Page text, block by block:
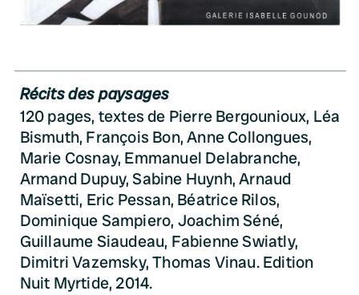
Récits des paysages
120 pages, textes de Pierre Bergounioux, Léa
Bismuth, François Bon, Anne Collongues,
Marie Cosnay, Emmanuel Delabranche,
Armand Dupuy, Sabine Huynh, Arnaud
Maïsetti, Eric Pessan, Béatrice Rilos,
Dominique Sampiero, Joachim Séné,
Guillaume Siaudeau, Fabienne Swiatly,
Dimitri Vazemsky, Thomas Vinau. Edition
Nuit Myrtide, 2014.